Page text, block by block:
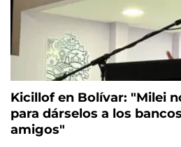
Kicillof en Bolívar: "Milei
para dárselos a los
amigos"